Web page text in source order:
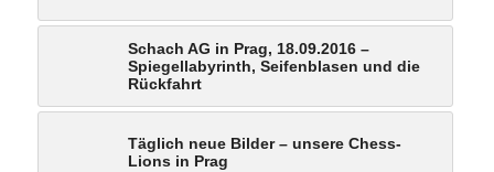
Schach AG in Prag, 18.09.2016 –
Spiegellabyrinth, Seifenblasen und die
Rückfahrt
Täglich neue Bilder – unsere Chess-
Lions in Prag